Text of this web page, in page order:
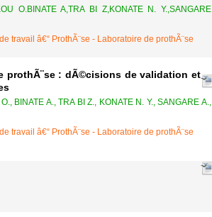
O.BINATE A,TRA BI Z,KONATE N. Y.,SANGARE
travail â€“ ProthÃ¨se - Laboratoire de prothÃ¨se
prothÃ¨se : dÃ©cisions de validation et
BINATE A., TRA BI Z., KONATE N. Y., SANGARE A.,
travail â€“ ProthÃ¨se - Laboratoire de prothÃ¨se